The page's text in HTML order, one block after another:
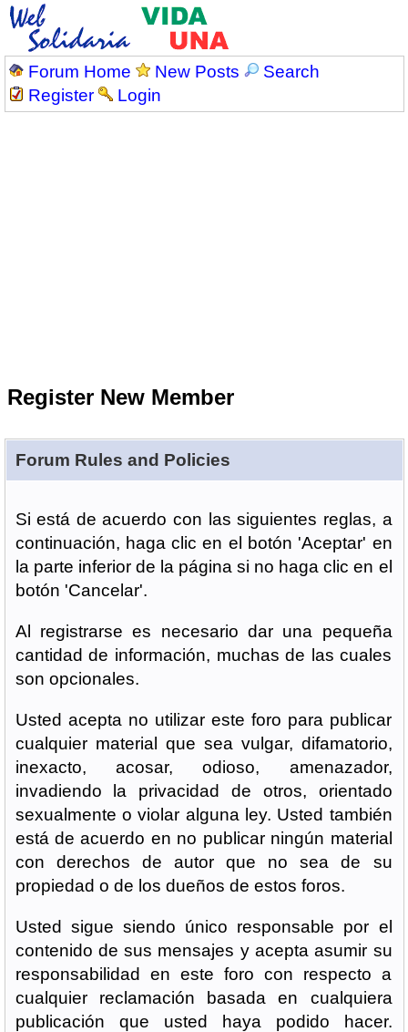
Forum Home New Posts
Search
Register
Login
Register New Member
Forum Rules and Policies
Si está de acuerdo con las siguientes reglas, a
continuación, haga clic en el botón 'Aceptar' en
la parte inferior de la página si no haga clic en el
botón 'Cancelar'.
Al registrarse es necesario dar una pequeña
cantidad de información, muchas de las cuales
son opcionales.
Usted acepta no utilizar este foro para publicar
cualquier material que sea vulgar, difamatorio,
inexacto, acosar, odioso, amenazador,
invadiendo la privacidad de otros, orientado
sexualmente o violar alguna ley. Usted también
está de acuerdo en no publicar ningún material
con derechos de autor que no sea de su
propiedad o de los dueños de estos foros.
Usted sigue siendo único responsable por el
contenido de sus mensajes y acepta asumir su
responsabilidad en este foro con respecto a
cualquier reclamación basada en cualquiera
publicación que usted haya podido hacer.